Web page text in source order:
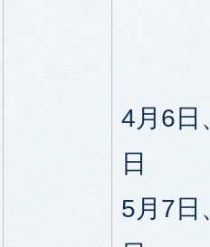
4月6日
日
5月7日